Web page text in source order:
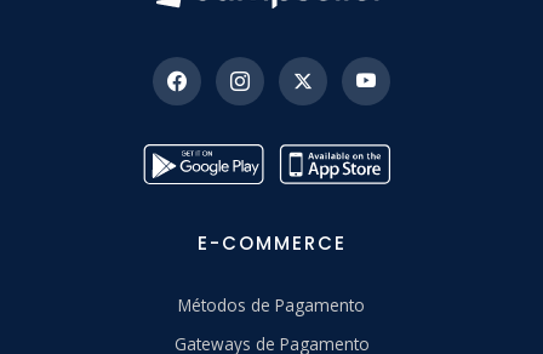
E-COMMERCE
Métodos de Pagamento
Gateways de Pagamento